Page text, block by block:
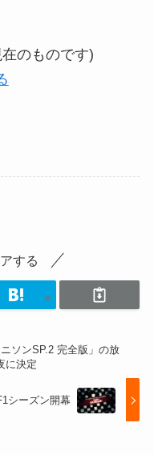
のものです)
する
ソンSP.2 完全版」の放
に決定
シーズン開幕